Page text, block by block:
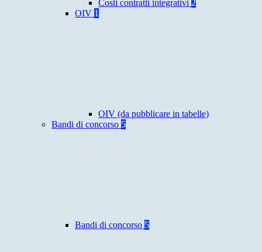
Costi contratti integrativi 2
OIV 1
OIV (da pubblicare in tabelle)
Bandi di concorso 5
Bandi di concorso 5